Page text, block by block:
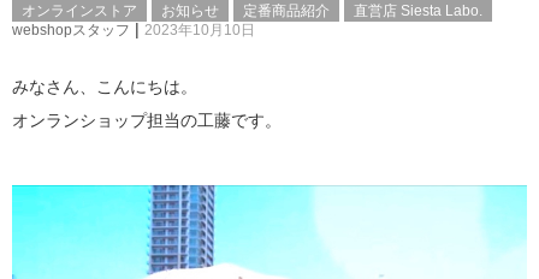
オンラインストア お知らせ 定番商品紹介
直営店 Siesta Labo.
webshopスタッフ | 2023年10月10日
みなさん、こんにちは。
オンランショップ担当の工藤です。